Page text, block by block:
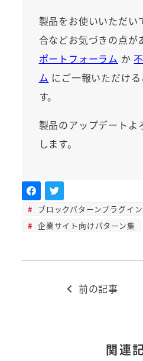
製品をお使いいただい
合などお気づきの点が
ポートフォーラム か
ム にご一報いただけ
す。
製品のアップデートよ
します。
ブロックパターンプラグイン
企業サイト向けパターン集
前の記事
関連